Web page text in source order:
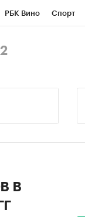
РБК Вино Спорт
в